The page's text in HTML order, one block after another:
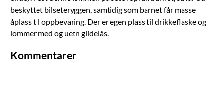
beskyttet bilseteryggen, samtidig som barnet får masse
åplass til oppbevaring. Der er egen plass til drikkeflaske og
lommer med og uetn glidelås.
Kommentarer